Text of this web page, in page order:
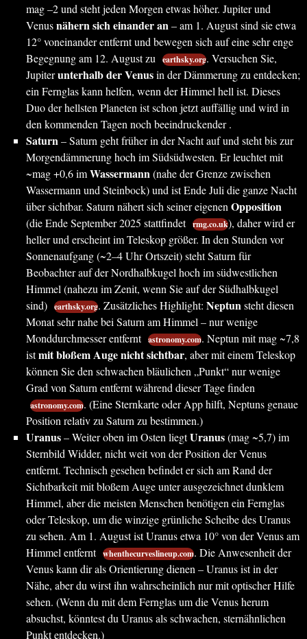
mag –2 und steht jeden Morgen etwas höher. Jupiter und
Venusnähern sich einander an– am 1. August sind sie etwa
12° voneinander entfernt und bewegen sich auf eine sehr enge
Begegnung am 12. August zu
earthsky.org. Versuchen Sie,
Jupiterunterhalb der Venusin der Dämmerung zu entdecken;
ein Fernglas kann helfen, wenn der Himmel hell ist. Dieses
Duo der hellsten Planeten ist schon jetzt auffällig und wird in
den kommenden Tagen noch beeindruckender .
Saturn– Saturn geht früher in der Nacht auf und steht bis zur
Morgendämmerung hoch im Südsüdwesten. Er leuchtet mit
~mag +0,6 imWassermann(nahe der Grenze zwischen
Wassermann und Steinbock) und ist Ende Juli die ganze Nacht
über sichtbar. Saturn nähert sich seiner eigenen Opposition
(die Ende September 2025 stattfindet rmg.co.uk), daher wird er
heller und erscheint im Teleskop größer. In den Stunden vor
Sonnenaufgang (~2–4 Uhr Ortszeit) steht Saturn für
Beobachter auf der Nordhalbkugel hoch im südwestlichen
Himmel (nahezu im Zenit, wenn Sie auf der Südhalbkugel
sind) earthsky.org. Zusätzliches Highlight: Neptunsteht diesen
Monat sehr nahe bei Saturn am Himmel – nur wenige
Monddurchmesser entfernt astronomy.com. Neptun mit mag ~7,8
istmit bloßem Auge nicht sichtbar, aber mit einem Teleskop
können Sie den schwachen bläulichen „Punkt“ nur wenige
Grad von Saturn entfernt während dieser Tage finden
astronomy.com. (Eine Sternkarte oder App hilft, Neptuns genaue
Position relativ zu Saturn zu bestimmen.)
Uranus– Weiter oben im Osten liegtUranus(mag ~5,7) im
Sternbild Widder, nicht weit von der Position der Venus
entfernt. Technisch gesehen befindet er sich am Rand der
Sichtbarkeit mit bloßem Auge unter ausgezeichnet dunklem
Himmel, aber die meisten Menschen benötigen ein Fernglas
oder Teleskop, um die winzige grünliche Scheibe des Uranus
zu sehen. Am 1. August ist Uranus etwa 10° von der Venus am
Himmel entfernt whenthecurveslineup.com. Die Anwesenheit der
Venus kann dir als Orientierung dienen – Uranus ist in der
Nähe, aber du wirst ihn wahrscheinlich nur mit optischer Hilfe
sehen. (Wenn du mit dem Fernglas um die Venus herum
absuchst, könntest du Uranus als schwachen, sternähnlichen
Punkt entdecken.)